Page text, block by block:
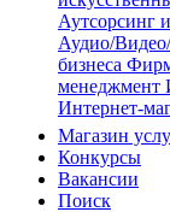
Аутсорсинг
Аудио/
бизнеса
менеджмент
Интернет-
Магазин
Конкурсы
Вакансии
Поиск